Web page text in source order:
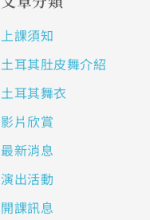
上課須知
土耳其肚皮舞介紹
土耳其舞衣
影片欣賞
最新消息
演出活動
開課訊息